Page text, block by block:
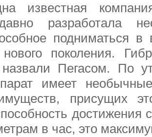
известная
разработала
подниматься в
поколения.
Пегасом. По
имеет
присущих
достижения
в час, это